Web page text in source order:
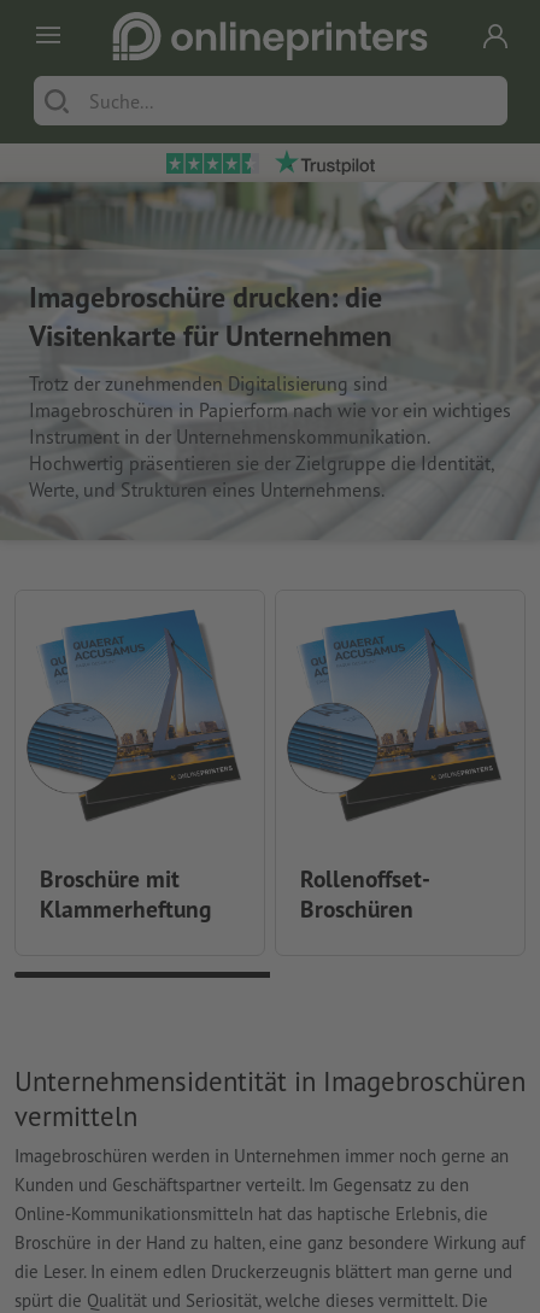
Imagebroschüre drucken: die
Visitenkarte für Unternehmen
Trotz der zunehmenden Digitalisierung sind
Imagebroschüren in Papierform nach wie vor ein wichtiges
Instrument in der Unternehmenskommunikation.
Hochwertig präsentieren sie der Zielgruppe die Identität,
Werte, und Strukturen eines Unternehmens.
Broschüre mit
Klammerheftung
Rollenoffset-
Broschüren
Unternehmensidentität in Imagebroschüren
vermitteln
Imagebroschüren werden in Unternehmen immer noch gerne an
Kunden und Geschäftspartner verteilt. Im Gegensatz zu den
Online-Kommunikationsmitteln hat das haptische Erlebnis, die
Broschüre in der Hand zu halten, eine ganz besondere Wirkung auf
die Leser. In einem edlen Druckerzeugnis blättert man gerne und
spürt die Qualität und Seriosität, welche dieses vermittelt. Die